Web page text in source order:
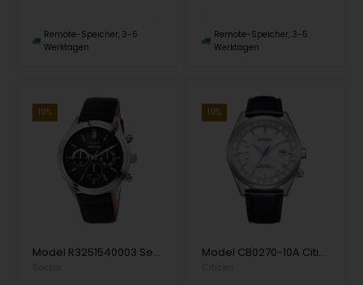
Remote-Speicher, 3-5
Werktagen
Remote-Speicher, 3-5
Werktagen
19%
Model R3251540003 Sector Serie 670 Quartz Herren uhr
19%
Model CB0270-10A Citizen Radio Controlled ECO Drive Quartz Herren uhr